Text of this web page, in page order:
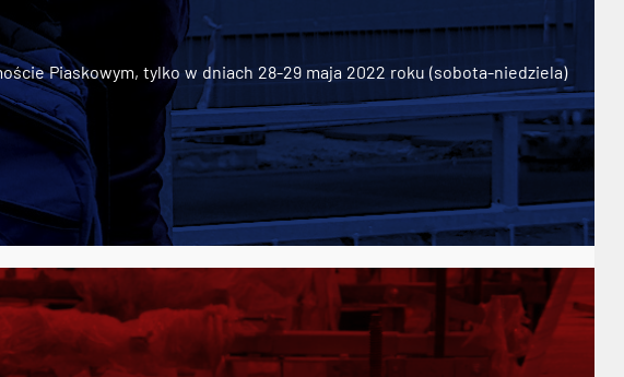
Piaskowym, tylko w dniach 28-29 maja 2022 roku (sobota-niedziela)